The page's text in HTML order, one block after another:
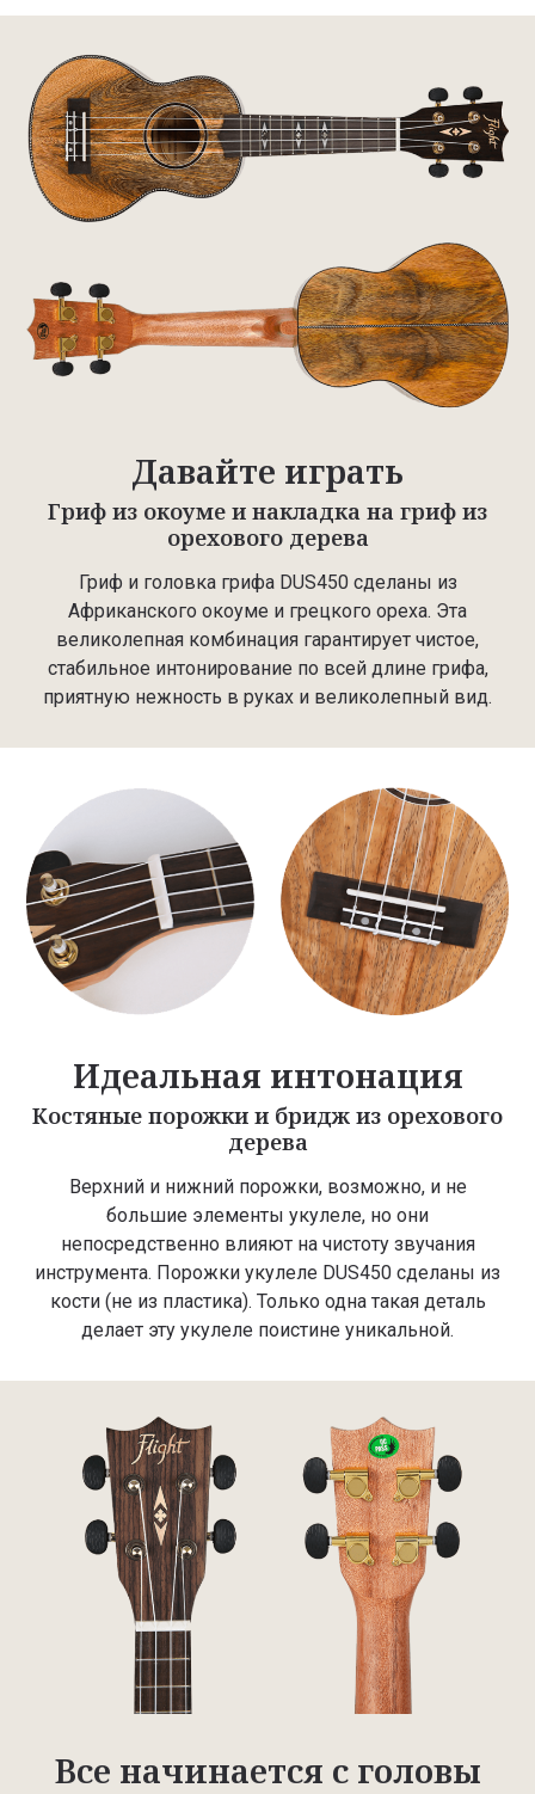
Давайте играть
Гриф из окоуме и накладка на гриф из
орехового дерева
Гриф и головка грифа DUS450 сделаны из
Африканского окоуме и грецкого ореха. Эта
великолепная комбинация гарантирует чистое,
стабильное интонирование по всей длине грифа,
приятную нежность в руках и великолепный вид.
Идеальная интонация
Костяные порожки и бридж из орехового
дерева
Верхний и нижний порожки, возможно, и не
большие элементы укулеле, но они
непосредственно влияют на чистоту звучания
инструмента. Порожки укулеле DUS450 сделаны из
кости (не из пластика). Только одна такая деталь
делает эту укулеле поистине уникальной.
Все начинается с головы